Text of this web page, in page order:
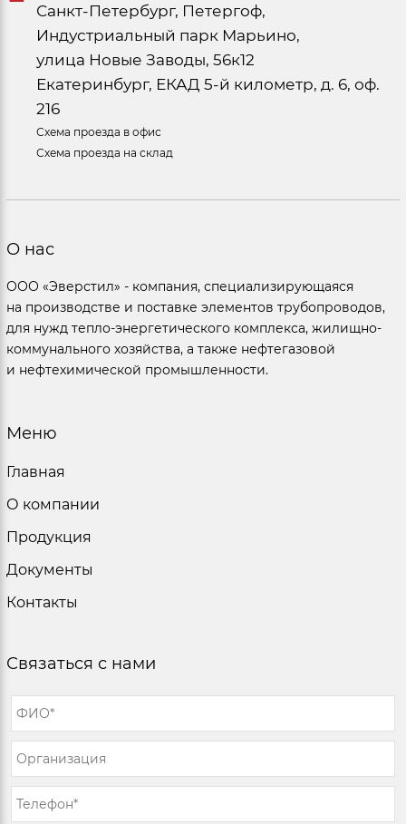
Санкт-Петербург, Петергоф,
Индустриальный парк Марьино,
улица Новые Заводы, 56к12
Екатеринбург, ЕКАД 5-й километр, д. 6, оф.
216
Схема проезда в офис
Схема проезда на склад
О нас
ООО «Эверстил» - компания, специализирующаяся
на производстве и поставке элементов трубопроводов,
для нужд тепло-энергетического комплекса, жилищно-
коммунального хозяйства, а также нефтегазовой
и нефтехимической промышленности.
Меню
Главная
О компании
Продукция
Документы
Контакты
Связаться с нами